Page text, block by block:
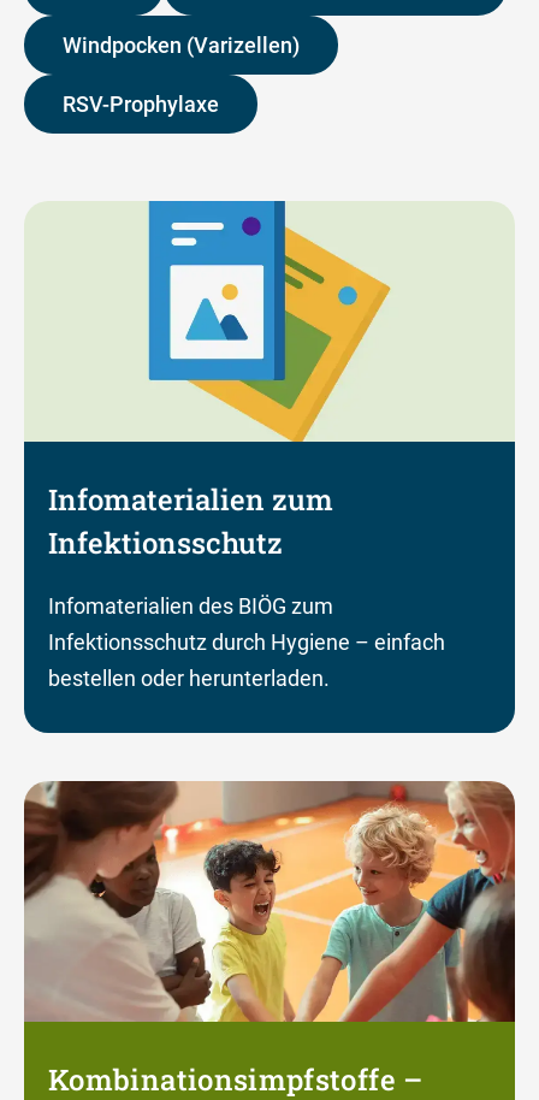
Windpocken (Varizellen)
RSV-Prophylaxe
Infomaterialien zum
Infektionsschutz
Infomaterialien des BIÖG zum
Infektionsschutz durch Hygiene – einfach
bestellen oder herunterladen.
Kombinationsimpfstoffe –